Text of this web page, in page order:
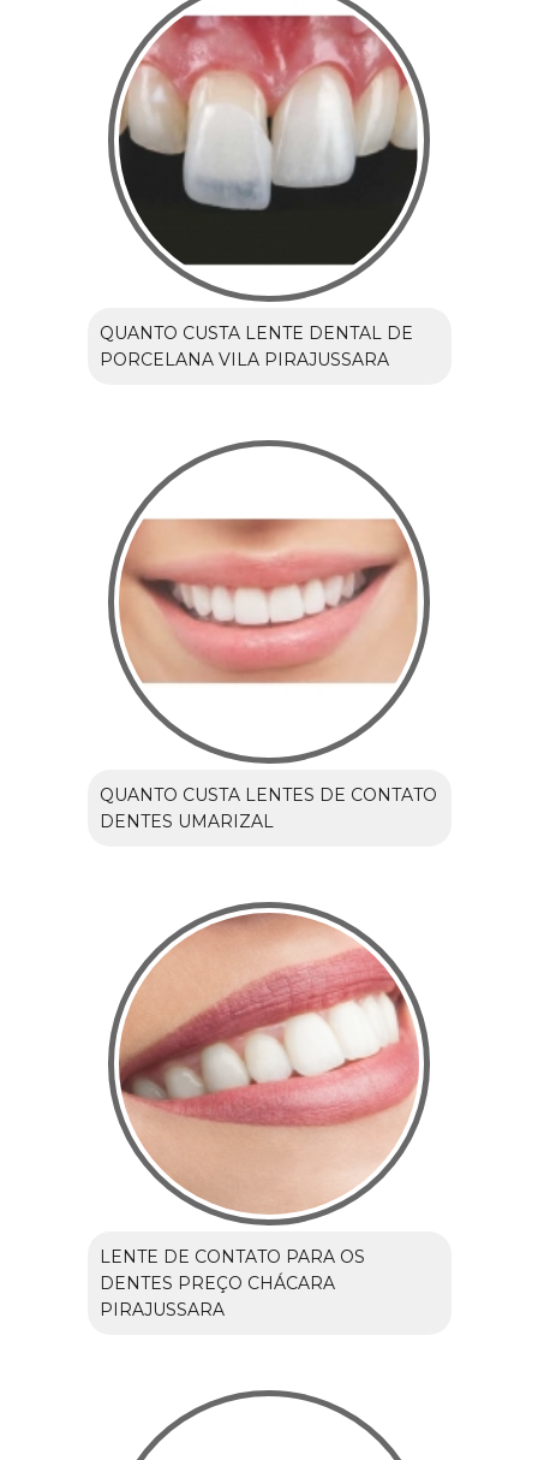
QUANTO CUSTA LENTE DENTAL DE
PORCELANA VILA PIRAJUSSARA
QUANTO CUSTA LENTES DE CONTATO
DENTES UMARIZAL
LENTE DE CONTATO PARA OS
DENTES PREÇO CHÁCARA
PIRAJUSSARA